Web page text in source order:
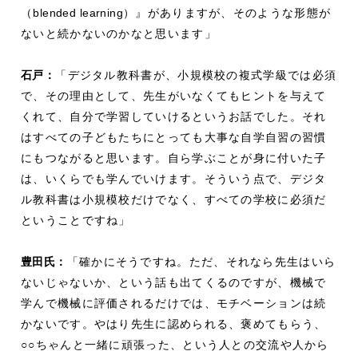
（ blended learning）』がありますが、そのような形態が
ないと続かないのかなと思います」
石戸：
「デジタル教科書が、小規模校の複式学級では必須
で、その理由として、先生がいなくてもヒントを与えて
くれて、自分で学習していけるというお話でした。それ
はすべての子どもたちにとっても大事な自学自習の習慣
にもつながると思います。自ら学ぶことが身に付いた子
は、いくらでも学んでいけます。そういう点で、デジタ
ル教科書は小規模校だけでなく、すべての学校に必須だ
ということですね」
豊田氏：
「確かにそうですね。ただ、それなら先生はいら
ないじゃないか、という話も出てくるのですが、機械で
学んで機械に評価されるだけでは、モチベーションは続
かないです。やはり先生に認められる、褒めてもらう、
○○ちゃんと一緒に頑張った、という人との交流や人から